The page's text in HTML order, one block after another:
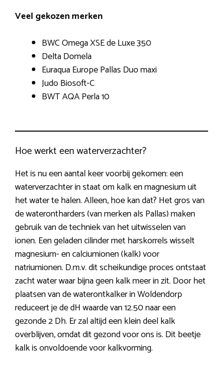
Veel gekozen merken
BWC Omega XSE de Luxe 350
Delta Domela
Euraqua Europe Pallas Duo maxi
Judo Biosoft-C
BWT AQA Perla 10
Hoe werkt een waterverzachter?
Het is nu een aantal keer voorbij gekomen: een
waterverzachter in staat om kalk en magnesium uit
het water te halen. Alleen, hoe kan dat? Het gros van
de waterontharders (van merken als Pallas) maken
gebruik van de techniek van het uitwisselen van
ionen. Een geladen cilinder met harskorrels wisselt
magnesium- en calciumionen (kalk) voor
natriumionen. D.m.v. dit scheikundige proces ontstaat
zacht water waar bijna geen kalk meer in zit. Door het
plaatsen van de waterontkalker in Woldendorp
reduceert je de dH waarde van 12.50 naar een
gezonde 2 Dh. Er zal altijd een klein deel kalk
overblijven, omdat dit gezond voor ons is. Dit beetje
kalk is onvoldoende voor kalkvorming.